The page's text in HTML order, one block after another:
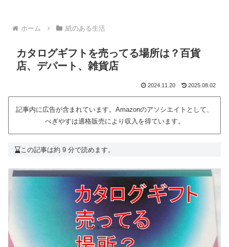
ホーム 紙のある生活
カタログギフトを売ってる場所は？百貨
店、デパート、雑貨店
2024.11.20 2025.08.02
記事内に広告が含まれています。Amazonのアソシエイトとして、
べぎやすは適格販売により収入を得ています。
この記事は約 9 分で読めます。